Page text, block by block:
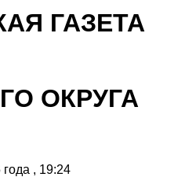
ГАЗЕТА
ОКРУГА
года , 19:24